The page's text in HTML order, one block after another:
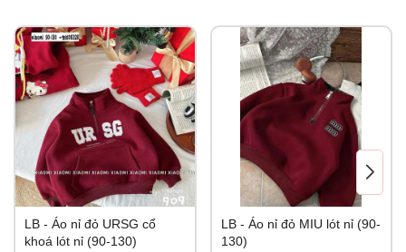
LB - Áo nỉ đỏ URSG cổ
khoá lót nỉ (90-130)
LB - Áo nỉ đỏ MIU lót nỉ (90-
130)